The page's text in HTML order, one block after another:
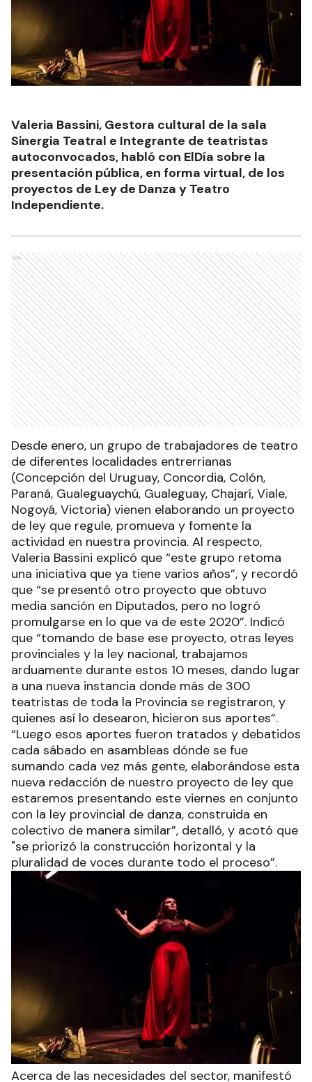
Valeria Bassini, Gestora cultural de la sala
Sinergia Teatral e Integrante de teatristas
autoconvocados, habló con ElDía sobre la
presentación pública, en forma virtual, de los
proyectos de Ley de Danza y Teatro
Independiente.
Ads
Desde enero, un grupo de trabajadores de teatro
de diferentes localidades entrerrianas
(Concepción del Uruguay, Concordia, Colón,
Paraná, Gualeguaychú, Gualeguay, Chajarí, Viale,
Nogoyá, Victoria) vienen elaborando un proyecto
de ley que regule, promueva y fomente la
actividad en nuestra provincia. Al respecto,
Valeria Bassini explicó que “este grupo retoma
una iniciativa que ya tiene varios años”, y recordó
que “se presentó otro proyecto que obtuvo
media sanción en Diputados, pero no logró
promulgarse en lo que va de este 2020”. Indicó
que “tomando de base ese proyecto, otras leyes
provinciales y la ley nacional, trabajamos
arduamente durante estos 10 meses, dando lugar
a una nueva instancia donde más de 300
teatristas de toda la Provincia se registraron, y
quienes así lo desearon, hicieron sus aportes”.
“Luego esos aportes fueron tratados y debatidos
cada sábado en asambleas dónde se fue
sumando cada vez más gente, elaborándose esta
nueva redacción de nuestro proyecto de ley que
estaremos presentando este viernes en conjunto
con la ley provincial de danza, construida en
colectivo de manera similar”, detalló, y acotó que
"se priorizó la construcción horizontal y la
pluralidad de voces durante todo el proceso”.
Acerca de las necesidades del sector, manifestó